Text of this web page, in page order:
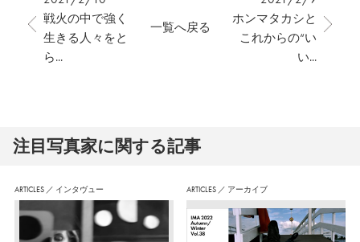
戦火の中で強く
生きる人々をと
ら...
ホンマタカシと
これからの“い
い...
一覧へ戻る
注⽬写真家に関する記事
ARTICLES ／ インタヴュー ARTICLES ／ アーカイブ